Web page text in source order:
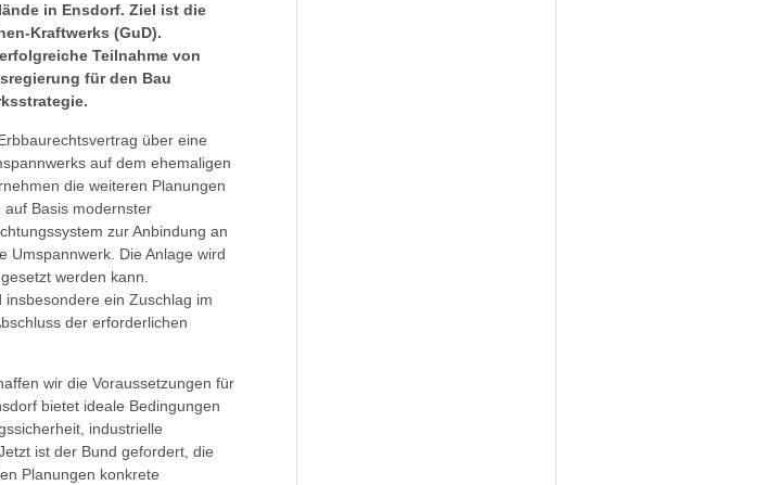
in Ensdorf. Ziel ist die
Kraftwerks (GuD).
Teilnahme von
für den Bau
über eine
auf dem ehemaligen
die weiteren Planungen
Basis modernster
zur Anbindung an
Umspannwerk. Die Anlage wird
werden kann.
ein Zuschlag im
der erforderlichen
wir die Voraussetzungen für
bietet ideale Bedingungen
industrielle
ist der Bund gefordert, die
Planungen konkrete